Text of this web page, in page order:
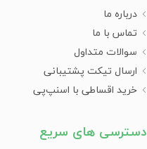
درباره ما
تماس با ما
سوالات متداول
ارسال تیکت پشتیبانی
خرید اقساطی با اسنپ‌پی
دسترسی های سریع